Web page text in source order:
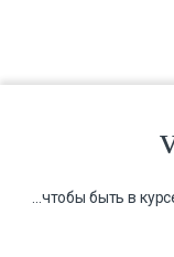
...чтобы быть в